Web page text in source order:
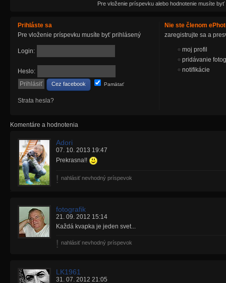
Pre vloženie príspevku alebo hodnotenie musíte byť
Prihláste sa
Pre vloženie príspevku musíte byť prihlásený
Login:
Heslo:
Cez facebook Pamätať
Strata hesla?
Nie ste členom
zaregistrujte sa a
moj profil
pridávanie
notifikácie
Komentáre a hodnotenia
Adori
07. 10. 2013 19:47
Prekrasna!!
nahlásiť nevhodný príspevok
fotografik
21. 09. 2012 15:14
Každá kvapka je jeden svet...
nahlásiť nevhodný príspevok
LK1961
31. 07. 2012 21:05